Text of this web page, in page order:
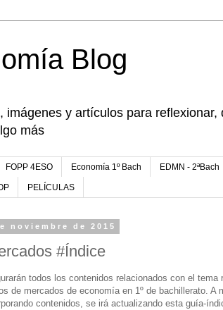
Blog
imágenes y artículos para
más
FOPP 4ESO Economía 1º Bach EDMN - 2ªBach
PELÍCULAS
noviembre de 2015
#Índice
todos los contenidos relacionados con el tema
de mercados de economía en 1º de bachillerato. A
contenidos, se irá actualizando esta guía-